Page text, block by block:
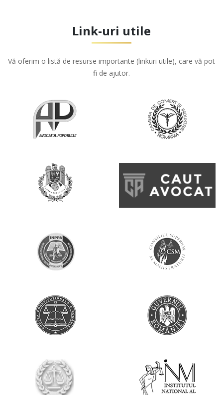
Link-uri utile
Vă oferim o listă de resurse importante (linkuri utile), care vă pot
fi de ajutor.